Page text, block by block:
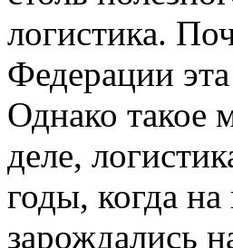
логистика.
Федерации
Однако такое
деле,
годы, когда
зарождались